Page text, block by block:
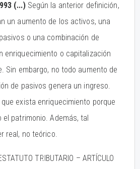
(...) Según la anterior definición,
un aumento de los activos, una
o una combinación de
enriquecimiento o capitalización
Sin embargo, no todo aumento de
de pasivos genera un ingreso.
exista enriquecimiento porque
patrimonio. Además, tal
real, no teórico.
TRIBUTARIO – ARTÍCULO